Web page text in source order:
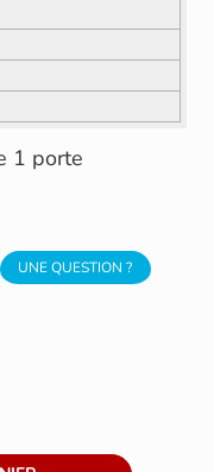
1 porte
UNE QUESTION ?